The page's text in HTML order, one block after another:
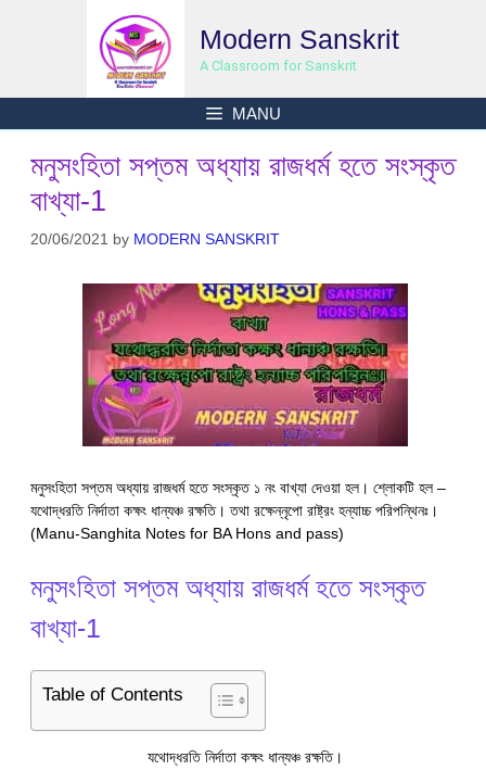
Modern Sanskrit
A Classroom for Sanskrit
MANU
মনুসংহিতা সপ্তম অধ্যায় রাজধর্ম হতে সংস্কৃত
বাখ্যা-1
20/06/2021 by MODERN SANSKRIT
মনুসংহিতা সপ্তম অধ্যায় রাজধর্ম হতে সংস্কৃত ১ নং বাখ্যা দেওয়া হল। শ্লোকটি হল –
যথোদ্ধরতি নির্দাতা কক্ষং ধান্যঞ্চ রক্ষতি। তথা রক্ষেন্নৃপো রাষ্ট্রং হন্যাচ্চ পরিপন্থিনঃ।
(Manu-Sanghita Notes for BA Hons and pass)
মনুসংহিতা সপ্তম অধ্যায় রাজধর্ম হতে সংস্কৃত
বাখ্যা-1
Table of Contents
যথোদ্ধরতি নির্দাতা কক্ষং ধান্যঞ্চ রক্ষতি।